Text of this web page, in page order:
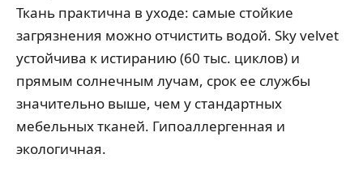
Ткань практична в уходе: самые стойкие
загрязнения можно отчистить водой. Sky velvet
устойчива к истиранию (60 тыс. циклов) и
прямым солнечным лучам, срок ее службы
значительно выше, чем у стандартных
мебельных тканей. Гипоаллергенная и
экологичная.